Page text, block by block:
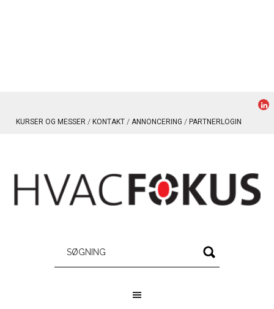
KURSER OG MESSER KONTAKT ANNONCERING PARTNERLOGIN